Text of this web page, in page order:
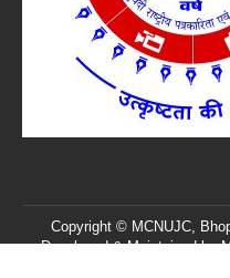
Copyright © MCNUJC,
Developed & Maintained by